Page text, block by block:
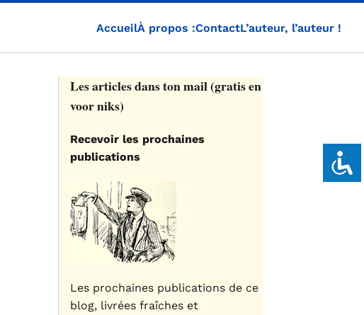
AccueilÀ propos :ContactL’auteur, l’auteur !
Les articles dans ton mail (gratis en
voor niks)
Recevoir les prochaines
publications
Les prochaines publications de ce
blog, livrées fraîches et